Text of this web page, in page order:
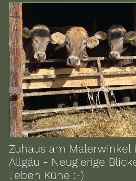
Zuhaus am Malerwinkel
Allgäu - Neugierige
lieben Kühe :-)